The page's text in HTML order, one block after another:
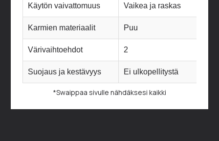
Käytön vaivattomuus Vaikea ja raskas
Karmien materiaalit Puu
Värivaihtoehdot 2
Suojaus ja kestävyys Ei ulkopellitystä
*Swaippaa sivulle nähdäksesi kaikki